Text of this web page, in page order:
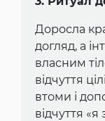
Доросла
догляд, а
власним
відчуття
втоми і
відчуття